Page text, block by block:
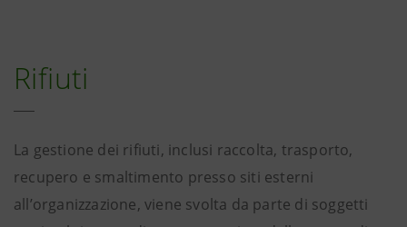
Rifiuti
La gestione dei rifiuti, inclusi raccolta, trasporto,
recupero e smaltimento presso siti esterni
all’organizzazione, viene svolta da parte di soggetti